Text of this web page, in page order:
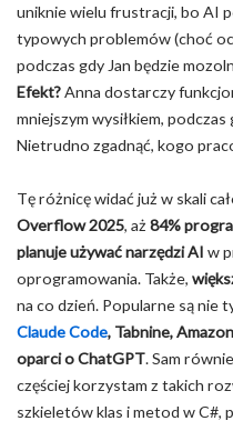
uniknie wielu frustracji, bo AI
typowych problemów (choć
podczas gdy Jan będzie
Efekt?Anna dostarczy
mniejszym wysiłkiem,
Nietrudno zgadnąć, kogo
Tę różnicę widać już w skali
Overflow 2025, aż 84%
planuje używać narzędzi AI w
oprogramowania. Także,
na co dzień. Popularne są nie
Claude Code, Tabnine,
oparci o ChatGPT. Sam
częściej korzystam z takich
szkieletów klas i metod w C#,